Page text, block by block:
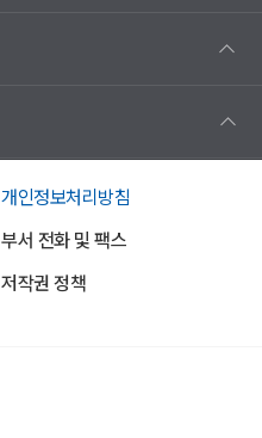
개인정보처리방침
부서 전화 및 팩스
저작권 정책